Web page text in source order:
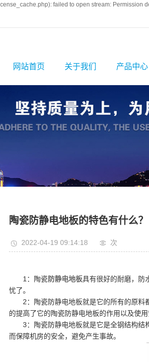
failed to open stream:
网站首页 关于我们
企业文化
资质荣誉
产品中心
陶瓷防静电
全钢防静电
硫酸钙防静
玻璃观察地板
防静电陶瓷砖
机房彩钢板
架空地板
地板配件
陶瓷防静电地板的特色有什么？
2022-04-19 09:14:18 次
1：陶瓷防静电地板具有很好的耐磨，防
忧了。
2：陶瓷防静电地板就是它的所有的原
的提高了它的陶瓷防静电地板的作用以及使用
3：陶瓷防静电地板就是它是全钢结构结
而保障机房的安全，避免产生事故。